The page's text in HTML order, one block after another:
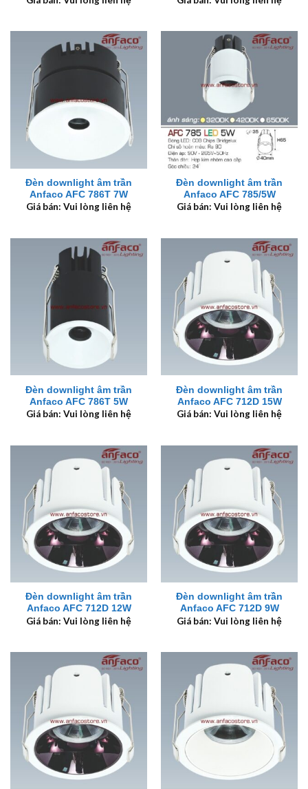
Đèn downlight âm trần
Anfaco AFC 786T 7W
Giá bán: Vui lòng liên hệ
Đèn downlight âm trần
Anfaco AFC 785/5W
Giá bán: Vui lòng liên hệ
Đèn downlight âm trần
Anfaco AFC 786T 5W
Giá bán: Vui lòng liên hệ
Đèn downlight âm trần
Anfaco AFC 712D 15W
Giá bán: Vui lòng liên hệ
Đèn downlight âm trần
Anfaco AFC 712D 12W
Giá bán: Vui lòng liên hệ
Đèn downlight âm trần
Anfaco AFC 712D 9W
Giá bán: Vui lòng liên hệ